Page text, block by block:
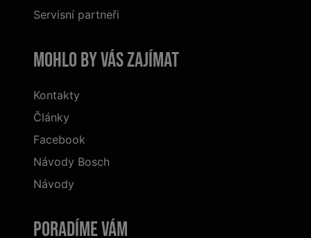
Servisní partneři
Mohlo by vás zajímat
Kontakty
Články
Facebook
Návody Bosch
Návody
Poradíme Vám